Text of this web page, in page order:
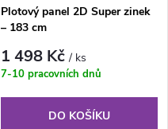
Plotový panel 2D Super zinek
– 183 cm
1 498 Kč/ ks
7-10 pracovních dnů
DO KOŠÍKU